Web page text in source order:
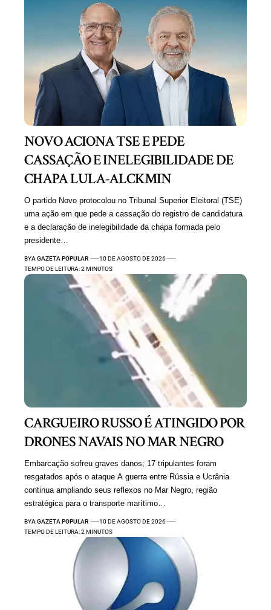
NOVO ACIONA TSE E PEDE
CASSAÇÃO E INELEGIBILIDADE DE
CHAPA LULA-ALCKMIN
O partido Novo protocolou no Tribunal Superior Eleitoral (TSE)
uma ação em que pede a cassação do registro de candidatura
e a declaração de inelegibilidade da chapa formada pelo
presidente…
BYA GAZETA POPULAR
10 DE AGOSTO DE 2026
TEMPO DE LEITURA: 2 MINUTOS
CARGUEIRO RUSSO É ATINGIDO POR
DRONES NAVAIS NO MAR NEGRO
Embarcação sofreu graves danos; 17 tripulantes foram
resgatados após o ataque A guerra entre Rússia e Ucrânia
continua ampliando seus reflexos no Mar Negro, região
estratégica para o transporte marítimo…
BYA GAZETA POPULAR
10 DE AGOSTO DE 2026
TEMPO DE LEITURA: 2 MINUTOS